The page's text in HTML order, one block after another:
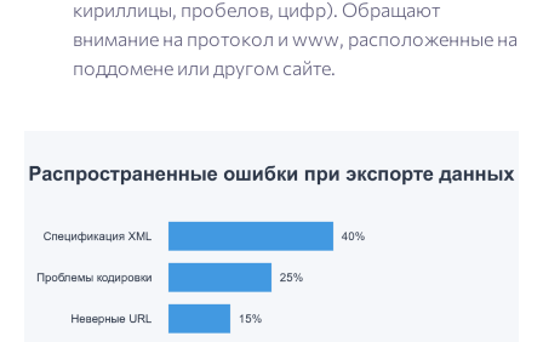
кириллицы, пробелов, цифр). Обращают
внимание на протокол и www, расположенные на
поддомене или другом сайте.